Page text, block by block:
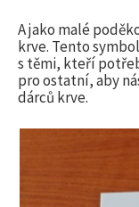
A jako malé
krve. Tento
s těmi, kteří
pro ostatní, aby
dárců krve.